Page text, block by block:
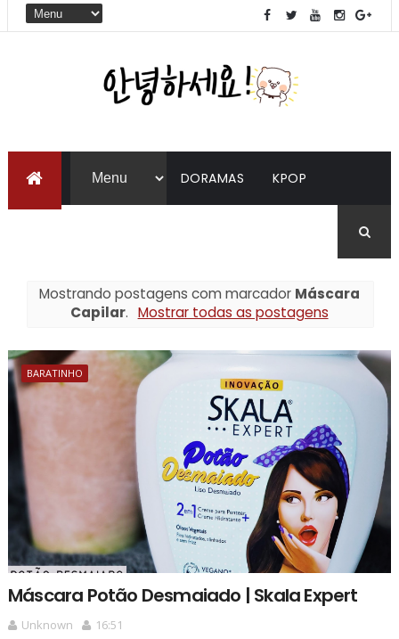
DORAMAS KPOP
Mostrando postagens com marcador Máscara
Capilar. Mostrar todas as postagens
BARATINHO
Máscara Potão Desmaiado | Skala Expert
Unknown
16:51